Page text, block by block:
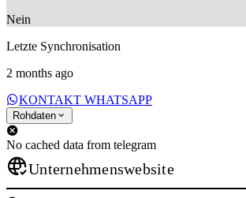
Nein
Letzte Synchronisation
2 months ago
KONTAKT WHATSAPP
Rohdaten
No cached data from telegram
Unternehmenswebsite